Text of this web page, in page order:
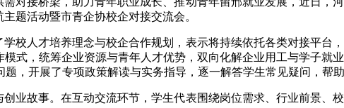
题活动暨市青企协校企对接交流会。
校人才培养理念与校企合作规划，表示将持续依托各类对接平台
式，统筹企业资源与青年人才优势，双向化解企业用工与学子
，开展了专项政策解读与实务指导，逐一解答学生常见疑问，帮
业故事。在互动交流环节，学生代表围绕岗位需求、行业前景、